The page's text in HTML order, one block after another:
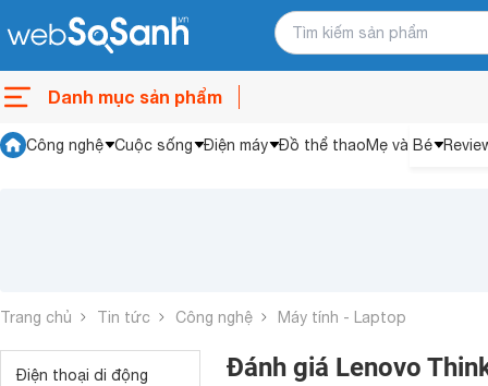
Danh mục sản phẩm
Công nghệ Cuộc sống Điện máy Đồ thể thaoMẹ và Bé
Trang chủ Tin tức Công nghệ Máy tính - Laptop
Điện thoại di động
Đánh giá Lenovo